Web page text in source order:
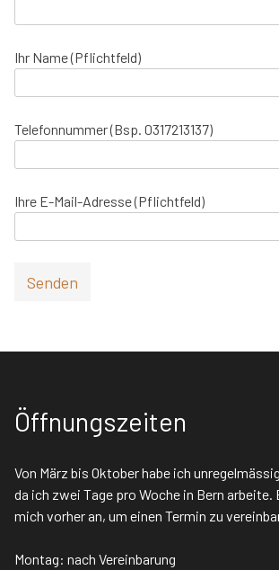
Ihr Name (Pflichtfeld)
Telefonnummer (Bsp. 0317213137)
Ihre E-Mail-Adresse (Pflichtfeld)
Öffnungszeiten
Von März bis Oktober habe ich
da ich zwei Tage pro Woche in Bern arbeite.
mich vorher an, um einen Termin zu
Montag: nach Vereinbarung